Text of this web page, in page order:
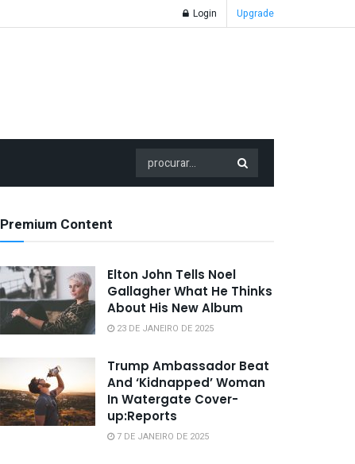
Login Upgrade
Premium Content
Elton John Tells Noel
Gallagher What He Thinks
About His New Album
23 DE JANEIRO DE 2025
Trump Ambassador Beat
And ‘Kidnapped’ Woman
In Watergate Cover-
up:Reports
7 DE JANEIRO DE 2025